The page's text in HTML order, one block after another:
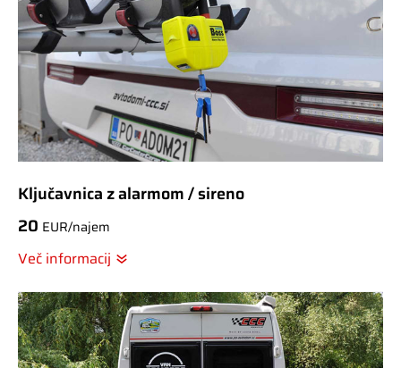
Ključavnica z alarmom / sireno
20 EUR/najem
Več informacij